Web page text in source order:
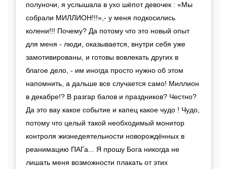
полуночи, я услышала в ухо шёпот девочек : «Мы
собрали МИЛЛИОН!!!»,- у меня подкосились
колени!!! Почему? Да потому что это новый опыт
для меня - люди, оказывается, внутри себя уже
замотивированы, и готовы вовлекать других в
благое дело, - им иногда просто нужно об этом
напомнить, а дальше все случается само! Миллион
в декабре!? В разгар балов и праздников? Честно?
Да это вау какое событие и капец какое чудо ! Чудо,
потому что целый такой необходимый монитор
контроля жизнедеятельности новорождённых в
реанимацию ПАГа... Я прошу Бога никогда не
лишать меня возможности плакать от этих